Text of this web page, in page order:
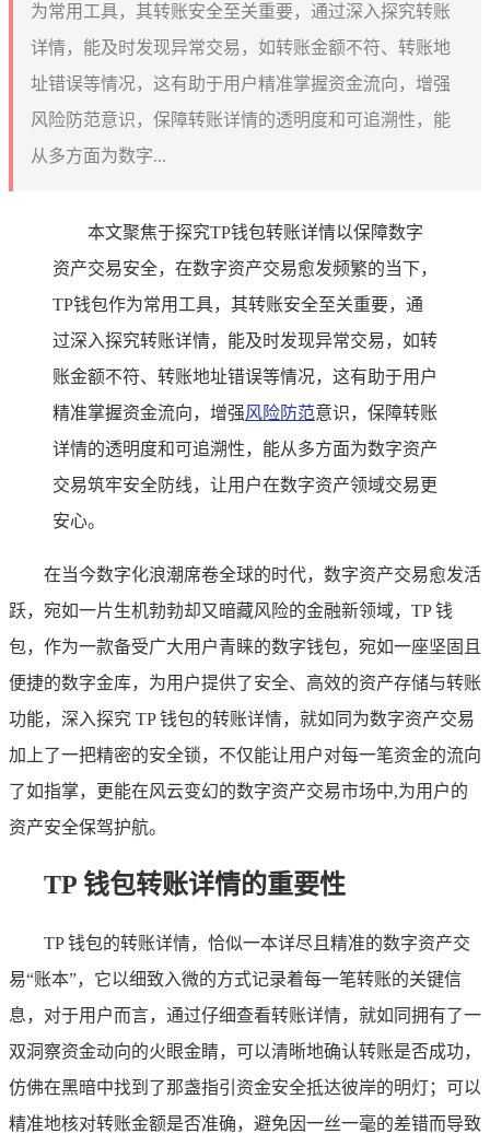
为常用工具，其转账安全至关重要，通过深入探究转账
详情，能及时发现异常交易，如转账金额不符、转账地
址错误等情况，这有助于用户精准掌握资金流向，增强
风险防范意识，保障转账详情的透明度和可追溯性，能
从多方面为数字...
本文聚焦于探究TP钱包转账详情以保障数字
资产交易安全，在数字资产交易愈发频繁的当下，
TP钱包作为常用工具，其转账安全至关重要，通
过深入探究转账详情，能及时发现异常交易，如转
账金额不符、转账地址错误等情况，这有助于用户
精准掌握资金流向，增强风险防范意识，保障转账
详情的透明度和可追溯性，能从多方面为数字资产
交易筑牢安全防线，让用户在数字资产领域交易更
安心。
在当今数字化浪潮席卷全球的时代，数字资产交易愈发活
跃，宛如一片生机勃勃却又暗藏风险的金融新领域，TP 钱
包，作为一款备受广大用户青睐的数字钱包，宛如一座坚固且
便捷的数字金库，为用户提供了安全、高效的资产存储与转账
功能，深入探究 TP 钱包的转账详情，就如同为数字资产交易
加上了一把精密的安全锁，不仅能让用户对每一笔资金的流向
了如指掌，更能在风云变幻的数字资产交易市场中,为用户的
资产安全保驾护航。
TP 钱包转账详情的重要性
TP 钱包的转账详情，恰似一本详尽且精准的数字资产交
易“账本”，它以细致入微的方式记录着每一笔转账的关键信
息，对于用户而言，通过仔细查看转账详情，就如同拥有了一
双洞察资金动向的火眼金睛，可以清晰地确认转账是否成功，
仿佛在黑暗中找到了那盏指引资金安全抵达彼岸的明灯；可以
精准地核对转账金额是否准确，避免因一丝一毫的差错而导致